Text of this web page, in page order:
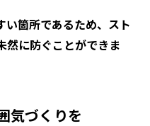
い箇所であるため、スト
然に防ぐことができま
気づくりを